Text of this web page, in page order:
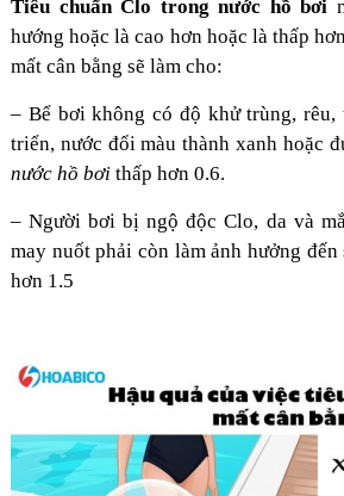
Tiêu chuẩn Clo trong nước hồ bơi
hướng hoặc là cao hơn hoặc là thấp
mất cân bằng sẽ làm cho:
– Bể bơi không có độ khử trùng,
triển, nước đổi màu thành xanh hoặc
nước hồ bơi thấp hơn 0.6.
– Người bơi bị ngộ độc Clo, da và
may nuốt phải còn làm ảnh hưởng
hơn 1.5